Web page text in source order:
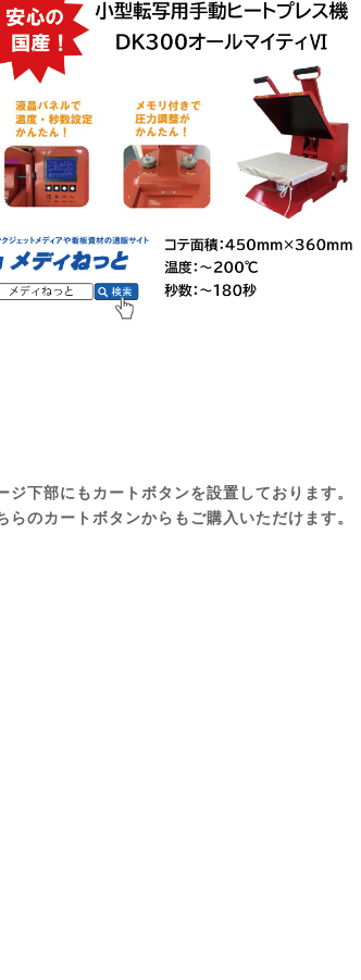
ジ下部にもカートボタンを設置しております。
らのカートボタンからもご購入いただけます。